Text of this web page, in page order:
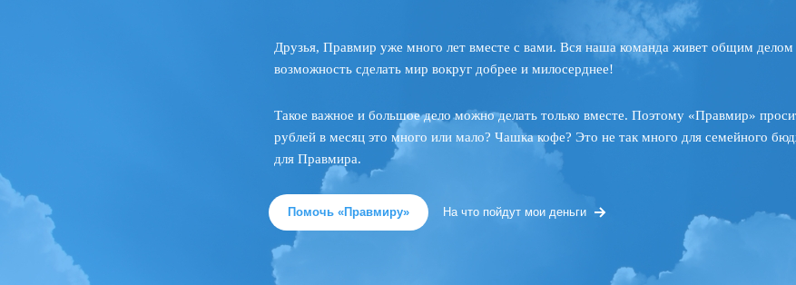
Друзья, Правмир уже много лет вместе с вами. Вся наша команда живет общим
возможность сделать мир вокруг добрее и милосерднее!
Такое важное и большое дело можно делать только вместе. Поэтому «Правмир»
рублей в месяц это много или мало? Чашка кофе? Это не так много для семейного
для Правмира.
Помочь «Правмиру» На что пойдут мои деньги